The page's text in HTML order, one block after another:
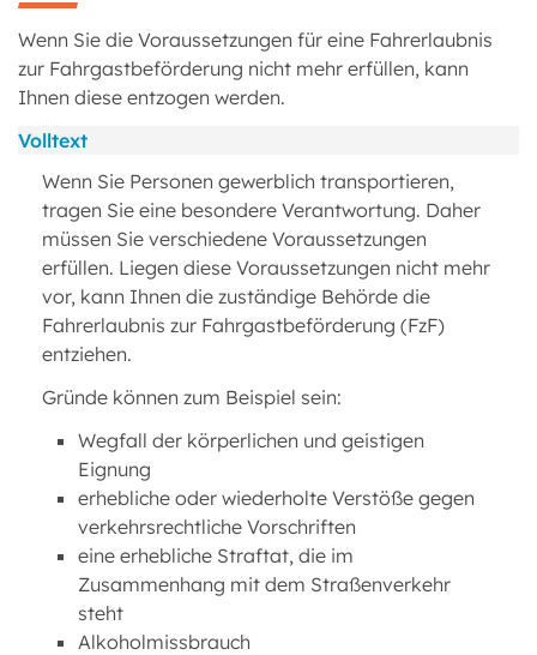
Wenn Sie die Voraussetzungen für eine Fahrerlaubnis
zur Fahrgastbeförderung nicht mehr erfüllen, kann
Ihnen diese entzogen werden.
Volltext
Wenn Sie Personen gewerblich transportieren,
tragen Sie eine besondere Verantwortung. Daher
müssen Sie verschiedene Voraussetzungen
erfüllen. Liegen diese Voraussetzungen nicht mehr
vor, kann Ihnen die zuständige Behörde die
Fahrerlaubnis zur Fahrgastbeförderung (FzF)
entziehen.
Gründe können zum Beispiel sein:
Wegfall der körperlichen und geistigen
Eignung
erhebliche oder wiederholte Verstöße gegen
verkehrsrechtliche Vorschriften
eine erhebliche Straftat, die im
Zusammenhang mit dem Straßenverkehr
steht
Alkoholmissbrauch